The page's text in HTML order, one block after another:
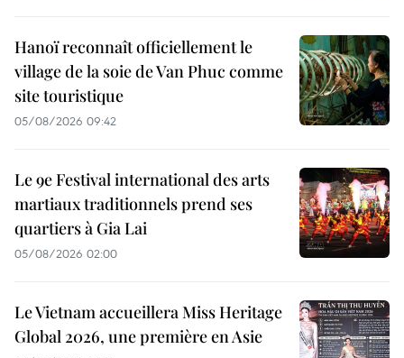
Hanoï reconnaît officiellement le
village de la soie de Van Phuc comme
site touristique
05/08/2026 09:42
Le 9e Festival international des arts
martiaux traditionnels prend ses
quartiers à Gia Lai
05/08/2026 02:00
Le Vietnam accueillera Miss Heritage
Global 2026, une première en Asie